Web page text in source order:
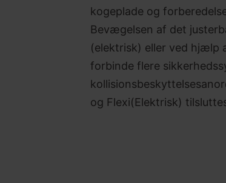
kogeplade og
Bevægelsen af det
(elektrisk) eller ved hjælp
forbinde flere
og Flexi(Elektrisk)